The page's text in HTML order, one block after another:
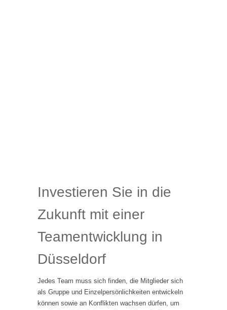
Investieren Sie in die
Zukunft mit einer
Teamentwicklung in
Düsseldorf
Jedes Team muss sich finden, die Mitglieder sich
als Gruppe und Einzelpersönlichkeiten entwickeln
können sowie an Konflikten wachsen dürfen, um